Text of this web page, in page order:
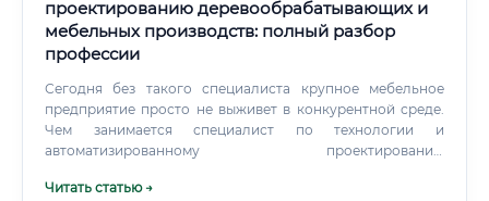
проектированию деревообрабатывающих и
мебельных производств: полный разбор
профессии
Сегодня без такого специалиста крупное мебельное
предприятие просто не выживет в конкурентной среде.
Чем занимается специалист по технологии и
автоматизированному проектированию
Спросите любого директора мебельного завода, кого он
Читать статью →